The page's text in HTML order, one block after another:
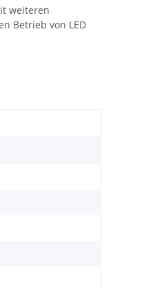
weiteren
Betrieb von LED